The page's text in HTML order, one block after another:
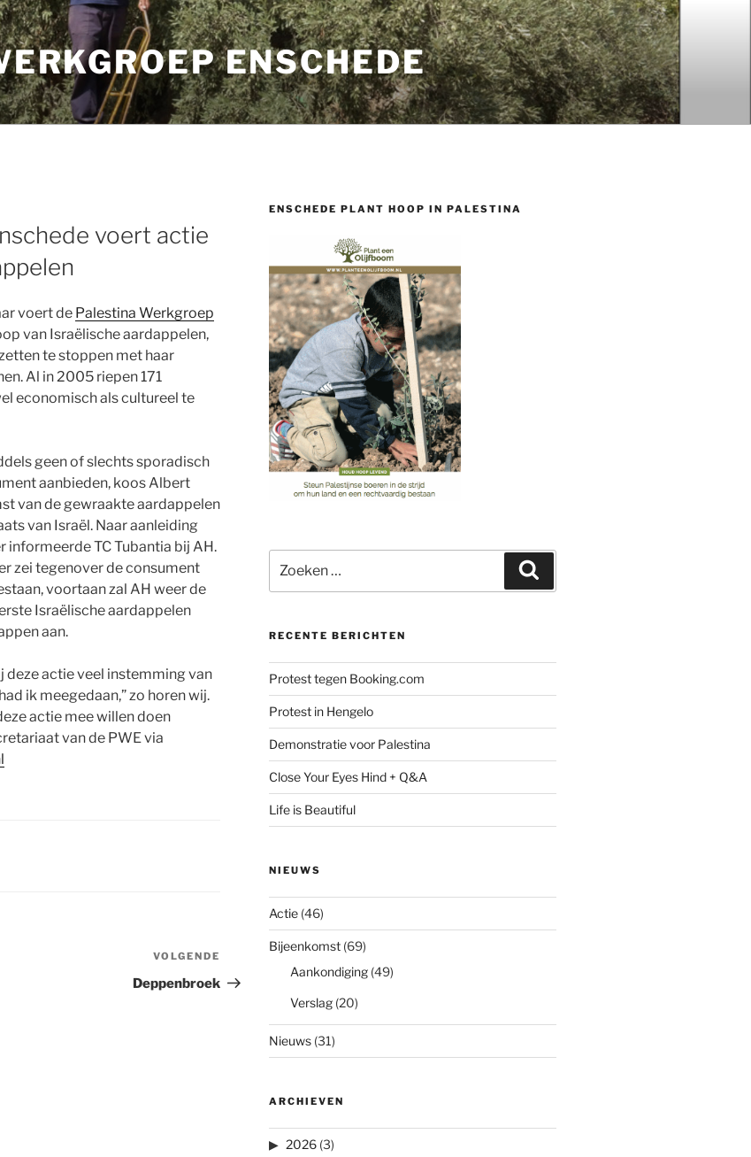
ENSCHEDE
voert actie
voert de Palestina Werkgroep
van Israëlische aardappelen,
te stoppen met haar
Al in 2005 riepen 171
economisch als cultureel te
geen of slechts sporadisch
aanbieden, koos Albert
van de gewraakte aardappelen
van Israël. Naar aanleiding
informeerde TC Tubantia bij AH.
zei tegenover de consument
voortaan zal AH weer de
Israëlische aardappelen
aan.
deze actie veel instemming van
ik meegedaan,” zo horen wij.
actie mee willen doen
van de PWE via
bericht
VOLGENDE
Deppenbroek
ENSCHEDE PLANT HOOP IN PALESTINA
naar:
RECENTE BERICHTEN
Protest tegen Booking.com
Protest in Hengelo
Demonstratie voor Palestina
Close Your Eyes Hind + Q&A
Life is Beautiful
NIEUWS
Actie(46)
Bijeenkomst(69)
Aankondiging(49)
Verslag(20)
Nieuws(31)
ARCHIEVEN
2026(3)